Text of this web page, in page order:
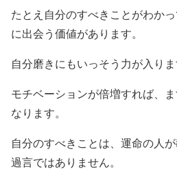
たとえ自分のすべきことがわか
に出会う価値があります。
自分磨きにもいっそう力が入りま
モチベーションが倍増すれば、
なります。
自分のすべきことは、運命の人
過言ではありません。